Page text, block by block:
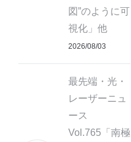
図”のように可
視化」他
2026/08/03
最先端・光・
レーザーニュ
ース
Vol.765「南極